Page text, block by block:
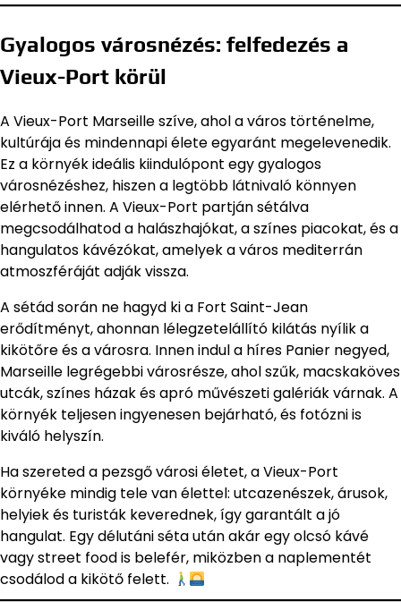
Gyalogos városnézés: felfedezés a
Vieux-Port körül
A Vieux-Port Marseille szíve, ahol a város történelme,
kultúrája és mindennapi élete egyaránt megelevenedik.
Ez a környék ideális kiindulópont egy gyalogos
városnézéshez, hiszen a legtöbb látnivaló könnyen
elérhető innen. A Vieux-Port partján sétálva
megcsodálhatod a halászhajókat, a színes piacokat, és a
hangulatos kávézókat, amelyek a város mediterrán
atmoszféráját adják vissza.
A sétád során ne hagyd ki a Fort Saint-Jean
erődítményt, ahonnan lélegzetelállító kilátás nyílik a
kikötőre és a városra. Innen indul a híres Panier negyed,
Marseille legrégebbi városrésze, ahol szűk, macskaköves
utcák, színes házak és apró művészeti galériák várnak. A
környék teljesen ingyenesen bejárható, és fotózni is
kiváló helyszín.
Ha szereted a pezsgő városi életet, a Vieux-Port
környéke mindig tele van élettel: utcazenészek, árusok,
helyiek és turisták keverednek, így garantált a jó
hangulat. Egy délutáni séta után akár egy olcsó kávé
vagy street food is belefér, miközben a naplementét
csodálod a kikötő felett.